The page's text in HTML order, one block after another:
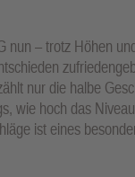
nun – trotz Höhen
nur die halbe
wie hoch das
ist eines